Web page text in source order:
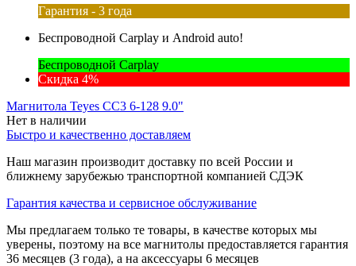
Гарантия - 3 года
Беспроводной Carplay и Android auto!
Беспроводной Carplay
Скидка 4%
Магнитола Teyes CC3 6-128 9.0"
Нет в наличии
Быстро и качественно доставляем
Наш магазин производит доставку по всей России и
ближнему зарубежью транспортной компанией СДЭК
Гарантия качества и сервисное обслуживание
Мы предлагаем только те товары, в качестве которых мы
уверены, поэтому на все магнитолы предоставляется гарантия
36 месяцев (3 года), а на аксессуары 6 месяцев